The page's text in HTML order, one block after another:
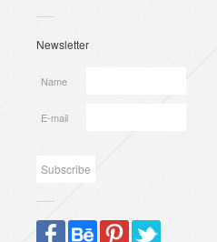
Newsletter
Name
E-mail